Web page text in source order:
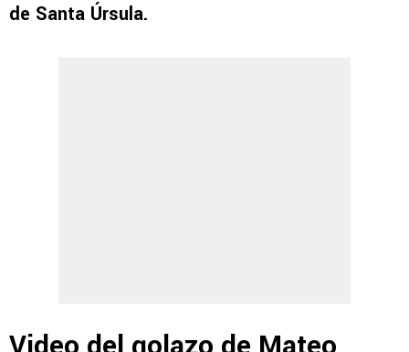
de Santa Úrsula.